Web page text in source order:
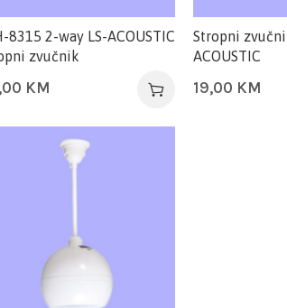
8315 2-way LS-ACOUSTIC
zvučnik
KM
Stropni
ACOUSTIC
19,00 KM